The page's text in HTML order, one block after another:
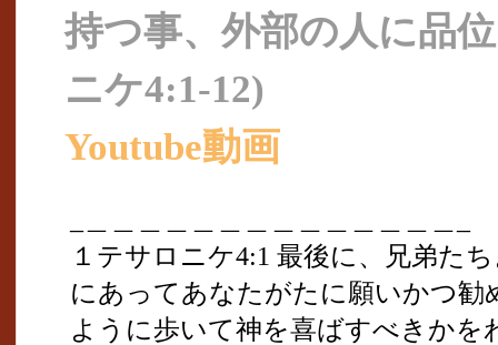
持つ事、外部の人に品
ニケ4:1-12)
Youtube動画
１テサロニケ4:1 最後に、兄弟た
にあってあなたがたに願いかつ
ように歩いて神を喜ばすべきか